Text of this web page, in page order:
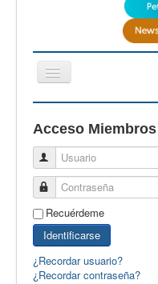
Cambiar
navegación
CertAcleB
Profesores Visitantes
Calidad
Artículos
Recursos
Observatorio EB
Acceso Miembros
Usuario
Contraseña
Recuérdeme
Identificarse
¿Recordar usuario?
¿Recordar contraseña?